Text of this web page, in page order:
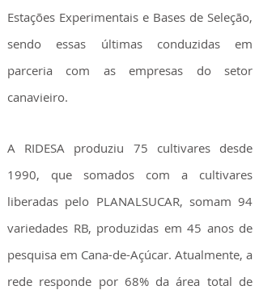
Estações Experimentais e Bases de Seleção,
sendo essas últimas conduzidas em
parceria com as empresas do setor
canavieiro.
A RIDESA produziu 75 cultivares desde
1990, que somados com a cultivares
liberadas pelo PLANALSUCAR, somam 94
variedades RB, produzidas em 45 anos de
pesquisa em Cana-de-Açúcar. Atualmente, a
rede responde por 68% da área total de